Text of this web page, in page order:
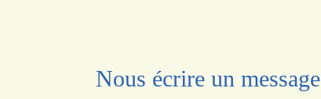
Nous écrire un message